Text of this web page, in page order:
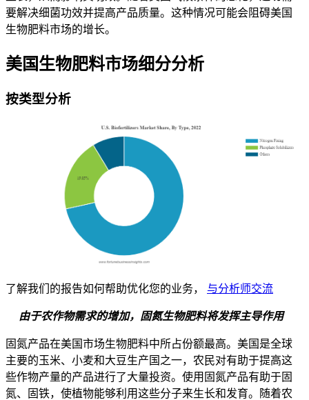
要解决细菌功效并提高产品质量。这种情况可能会阻碍美国
生物肥料市场的增长。
美国生物肥料市场细分分析
按类型分析
了解我们的报告如何帮助优化您的业务， 与分析师交流
由于农作物需求的增加，固氮生物肥料将发挥主导作用
固氮产品在美国市场生物肥料中所占份额最高。美国是全球
主要的玉米、小麦和大豆生产国之一，农民对有助于提高这
些作物产量的产品进行了大量投资。使用固氮产品有助于固
氮、固铁，使植物能够利用这些分子来生长和发育。随着农